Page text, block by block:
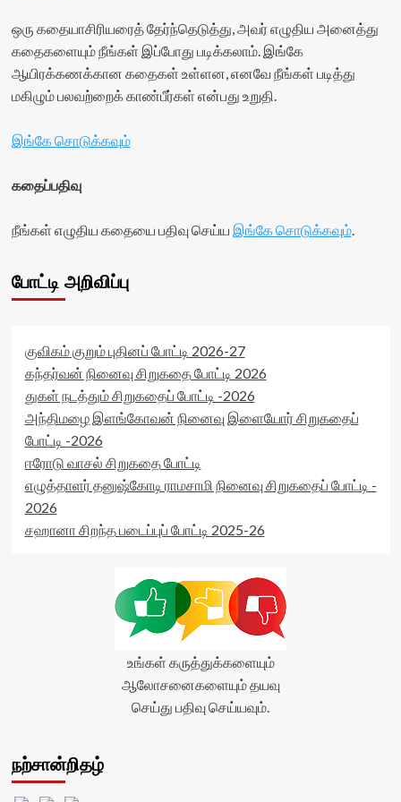
stars-
title-
average'>0
(0)
</span>
</div>
4a837ca2266b4'
rating='0'
data-
rater-
starsize='16'
rater-
data-
>
stars-
title-
average'>0
(0)
</span>
container">
<div
class='yasr-
stars-
title
stars'
rater-
rating='0'
data-
rater-
postid='17648'
data-
rater-
readonly='true'
data-
readonly-
attribute='true'
<span
average'>0
ஒரு கதையாசிரியரைத் தேர்ந்தெடுத்து, அவர் எழுதிய அனைத்து
கதைகளையும் நீங்கள் இப்போது படிக்கலாம். இங்கே
ஆயிரக்கணக்கான கதைகள் உள்ளன, எனவே நீங்கள் படித்து
மகிழும் பலவற்றைக் காண்பீர்கள் என்பது உறுதி.
இங்கே சொடுக்கவும்
கதைப்பதிவு
நீங்கள் எழுதிய கதையை பதிவு செய்ய இங்கே சொடுக்கவும்.
போட்டி அறிவிப்பு
குவிகம் குறும் புதினப் போட்டி 2026-27
கந்தர்வன் நினைவு சிறுகதை போட்டி 2026
துகள் நடத்தும் சிறுகதைப் போட்டி -2026
அந்திமழை இளங்கோவன் நினைவு இளையோர் சிறுகதைப்
போட்டி -2026
ஈரோடு வாசல் சிறுகதை போட்டி
எழுத்தாளர் தனுஷ்கோடி ராமசாமி நினைவு சிறுகதைப் போட்டி -
2026
சஹானா சிறந்த படைப்புப் போட்டி 2025-26
உங்கள் கருத்துக்களையும்
ஆலோசனைகளையும் தயவு
செய்து பதிவு செய்யவும்.
நற்சான்றிதழ்